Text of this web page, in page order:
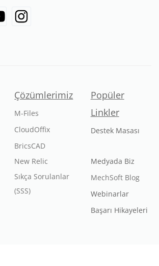
Çözümlerimiz
M-Files
CloudOffix
BricsCAD
New Relic
Sıkça Sorulanlar
(SSS)
Popüler
Linkler
Destek Masası
Medyada Biz
MechSoft Blog
Webinarlar
Başarı Hikayeleri